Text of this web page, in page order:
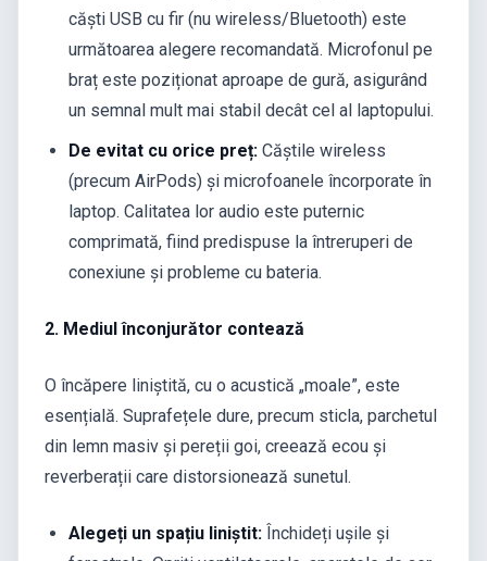
căști USB cu fir (nu wireless/Bluetooth) este
următoarea alegere recomandată. Microfonul pe
braț este poziționat aproape de gură, asigurând
un semnal mult mai stabil decât cel al laptopului.
De evitat cu orice preț: Căștile wireless
(precum AirPods) și microfoanele încorporate în
laptop. Calitatea lor audio este puternic
comprimată, fiind predispuse la întreruperi de
conexiune și probleme cu bateria.
2. Mediul înconjurător contează
O încăpere liniștită, cu o acustică „moale”, este
esențială. Suprafețele dure, precum sticla, parchetul
din lemn masiv și pereții goi, creează ecou și
reverberații care distorsionează sunetul.
Alegeți un spațiu liniștit: Închideți ușile și